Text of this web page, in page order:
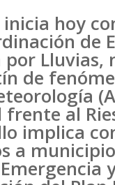
inicia hoy
de
Lluvias,
de
frente al
implica
a